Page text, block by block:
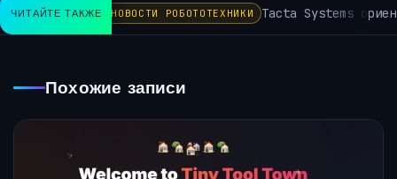
ЧИТАЙТЕ ТАКЖЕ НОВОСТИ РОБОТОТЕХНИКИ Tacta Systems
Похожие записи